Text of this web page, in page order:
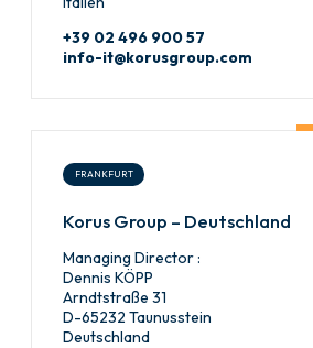
+39 02 496 900 57
info-it@korusgroup.com
FRANKFURT
Korus Group – Deutschland
Managing Director :
Dennis KÖPP
Arndtstraße 31
D-65232 Taunusstein
Deutschland